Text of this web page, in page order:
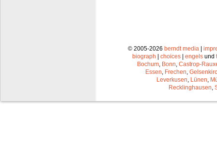
© 2005-2026 berndt media |
biograph | choices | engels und
Bochum Bonn Castrop-
Essen Frechen
Leverkusen Lünen
Recklinghausen